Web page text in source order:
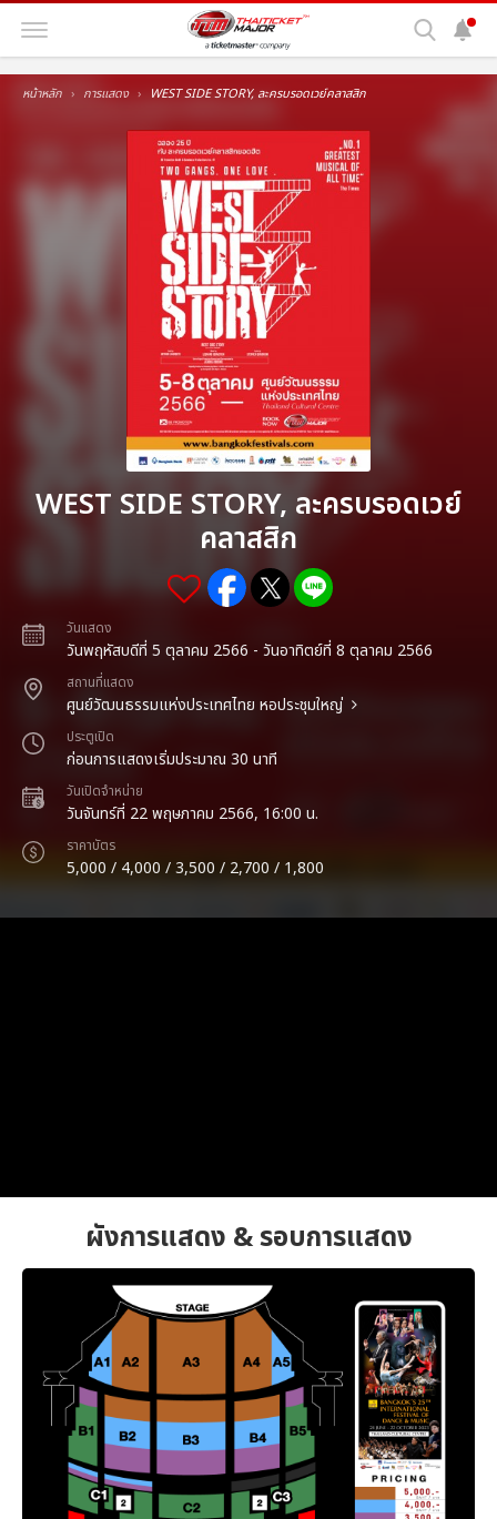
หน้าหลัก การแสดง WEST SIDE STORY, ละครบรอดเวย์คลาสสิก
WEST SIDE STORY, ละครบรอดเวย์
คลาสสิก
วันแสดง
วันพฤหัสบดีที่ 5 ตุลาคม 2566 - วันอาทิตย์ที่ 8 ตุลาคม 2566
สถานที่แสดง
ศูนย์วัฒนธรรมแห่งประเทศไทย หอประชุมใหญ่
ประตูเปิด
ก่อนการแสดงเริ่มประมาณ 30 นาที
วันเปิดจำหน่าย
วันจันทร์ที่ 22 พฤษภาคม 2566, 16:00 น.
ราคาบัตร
5,000 / 4,000 / 3,500 / 2,700 / 1,800
ผังการแสดง & รอบการแสดง